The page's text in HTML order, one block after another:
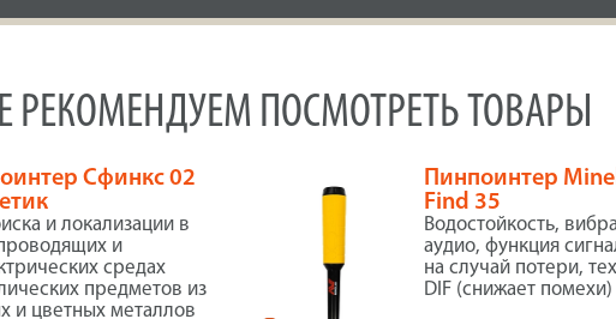
РЕКОМЕНДУЕМ ПОСМОТРЕТЬ ТОВАРЫ
Сфинкс 02
и локализации в
и
средах
предметов из
и цветных металлов
Пинпоинтер
Find 35
Водостойкость,
аудио, функция
на случай потери,
DIF (снижает помехи)